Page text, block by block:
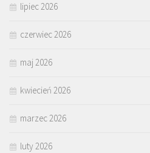
lipiec 2026
czerwiec 2026
maj 2026
kwiecień 2026
marzec 2026
luty 2026